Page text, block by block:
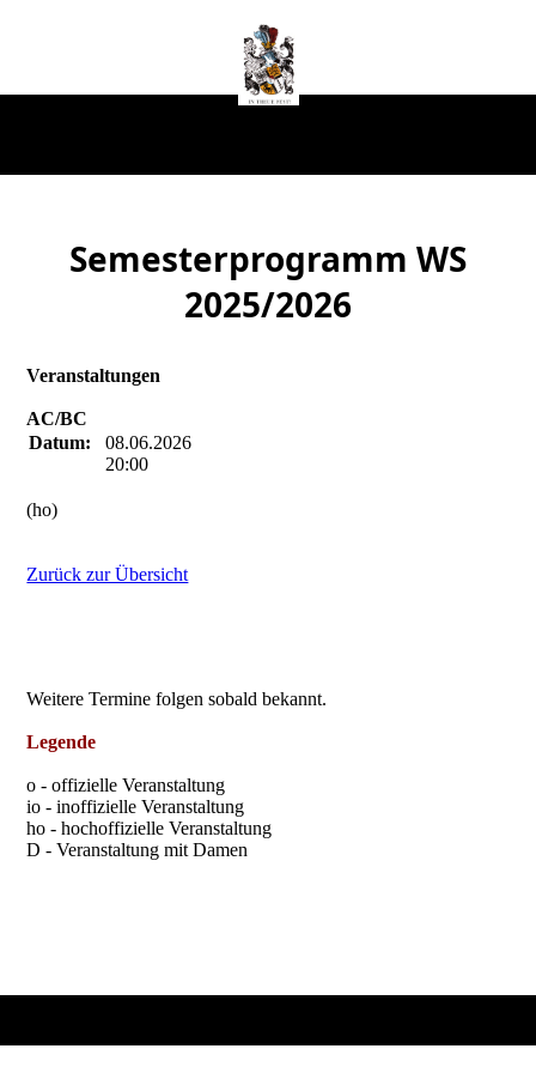
Semesterprogramm WS
2025/2026
Veranstaltungen
AC/BC
Datum:
08.06.2026
20:00
(ho)
Zurück zur Übersicht
Weitere Termine folgen sobald bekannt.
Legende
o - offizielle Veranstaltung
io - inoffizielle Veranstaltung
ho - hochoffizielle Veranstaltung
D - Veranstaltung mit Damen